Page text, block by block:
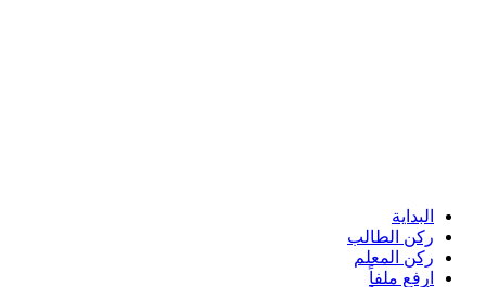
البداية
ركن الطالب
ركن المعلم
ارفع ملفاً